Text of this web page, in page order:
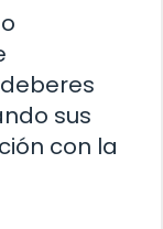
sus
con la